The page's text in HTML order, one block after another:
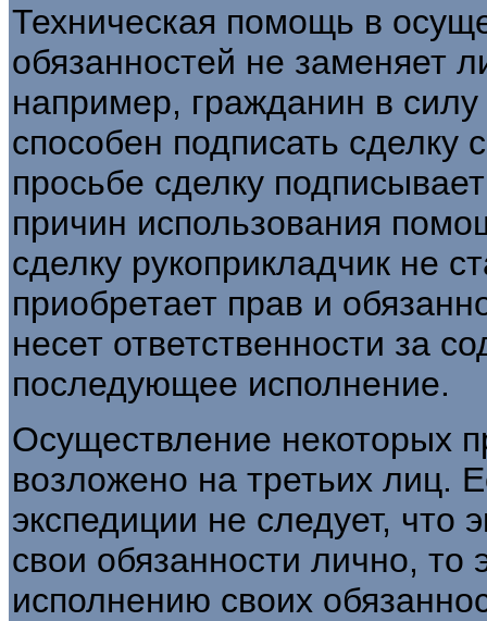
Техническая помощь в
обязанностей не заменяет
например, гражданин в
способен подписать сделку
просьбе сделку
причин использования
сделку рукоприкладчик не
приобретает прав и
несет ответственности за
последующее исполнение.
Осуществление некоторых
возложено на третьих лиц.
экспедиции не следует, что
свои обязанности лично, то
исполнению своих